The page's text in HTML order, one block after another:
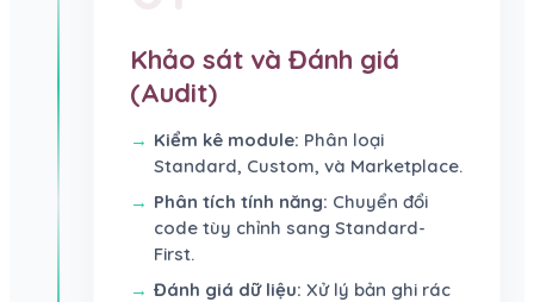
Khảo sát và Đánh giá
(Audit)
Kiểm kê module: Phân loại
Standard, Custom, và Marketplace.
Phân tích tính năng: Chuyển đổi
code tùy chỉnh sang Standard-
First.
Đánh giá dữ liệu: Xử lý bản ghi rác